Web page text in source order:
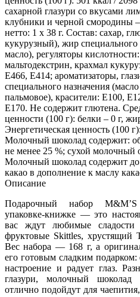
сахарной глазури со вкусами
клубники и черной
нетто: 1 x 38 г. Состав: сахар,
кукурузный), жир специального
масло), регуляторы
мальтодекстрин, крахмал
Е466, Е414; ароматизаторы,
специального назначения
пальмовое), красители: Е100,
Е170. Не содержит глютена.
ценности (100 г): белки – 0 г,
Энергетическая ценность (100
Молочный шоколад содержит:
не менее 25 %; сухой молочный
Молочный шоколад содержит до
какао в дополнение к маслу
Описание
Подарочный набор
упаковке‑книжке — это
вас ждут любимые
фруктовые Skittles,
Вес набора — 168 г, а
его готовым сладким подарком:
настроение и радует глаз.
глазури, молочный
отлично подойдут для